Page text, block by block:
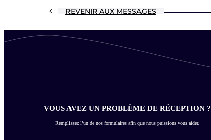
REVENIR AUX MESSAGES
VOUS AVEZ UN PROBLÈME DE RÉCEPTION ?
Remplissez l’un de nos formulaires afin que nous puissions vous aider.